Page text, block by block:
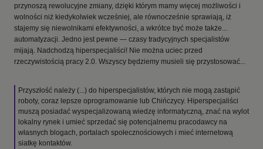
przynoszą rewolucyjne zmiany, dzięki którym mamy więcej możliwości i
wolności niż kiedykolwiek wcześniej, ale równocześnie sprawiają, iż
stajemy się niewolnikami efektywności, a wkrótce być może także...
automatyzacji. Jedno jest pewne — czasy tradycyjnych specjalistów
mijają. Nadchodzą hiperspecjaliści! Nie można uciec przed
rzeczywistością pracy 2.0. Wszyscy będziemy musieli się przystosować...
Przyszłość należy (...) do hiperspecjalistów, których nie mogą zastąpić
roboty, coraz lepsze oprogramowanie lub Chińczycy. Hiperspecjaliści
muszą posiadać wyspecjalizowaną wiedzę informatyczną, znać na wylot
lokalny rynek i umieć sprzedać się potencjalnemu pracodawcy na
własnych blogach, portalach społecznościowych i mieć internetową
siatkę kontaktów.